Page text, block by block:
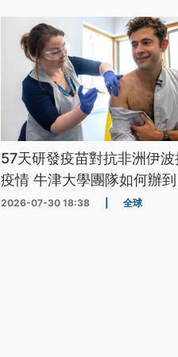
57天研發疫苗對抗非洲伊
疫情 牛津大學團隊如何辦
2026-07-30 18:38 全球